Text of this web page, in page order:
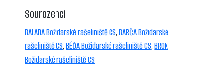
Sourozenci
BALADA Božidarské rašeliniště CS,BARČA Božidarské
rašeliniště CS,BÉĎA Božidarské rašeliniště CS,BROK
Božidarské rašeliniště CS